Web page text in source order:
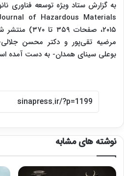
به گزارش ستاد ویژه توسعه فناوری
۲۰۱۵، صفحات
مرضیه تقی‌پور و دکتر محسن
بوعلی سینا‌ی همدان- به دست آمده
نوشته های مشابه